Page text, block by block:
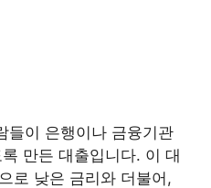
들이 은행이나 금융기관
만든 대출입니다. 이 대
로 낮은 금리와 더불어,